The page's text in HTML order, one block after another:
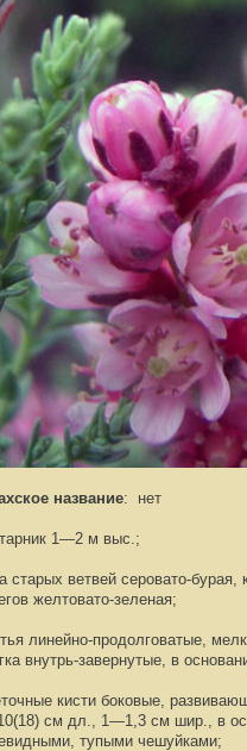
название: нет
1—2 м выс.;
старых ветвей серовато-бурая,
желтовато-зеленая;
линейно-продолговатые,
внутрь-завернутые, в
кисти боковые,
см дл., 1—1,3 см шир., в
тупыми чешуйками;